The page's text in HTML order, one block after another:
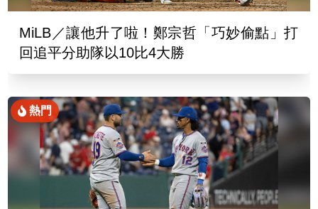
MiLB／讓他升了啦！鄭宗哲「巧妙偷點」打
回追平分助隊以10比4大勝
熱門